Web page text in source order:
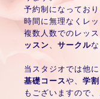
予約制になってお
時間に無理なくレ
複数人数でのレッス
ッスン
サークル
当スタジオでは他に
基礎コースや、 学
もございますので